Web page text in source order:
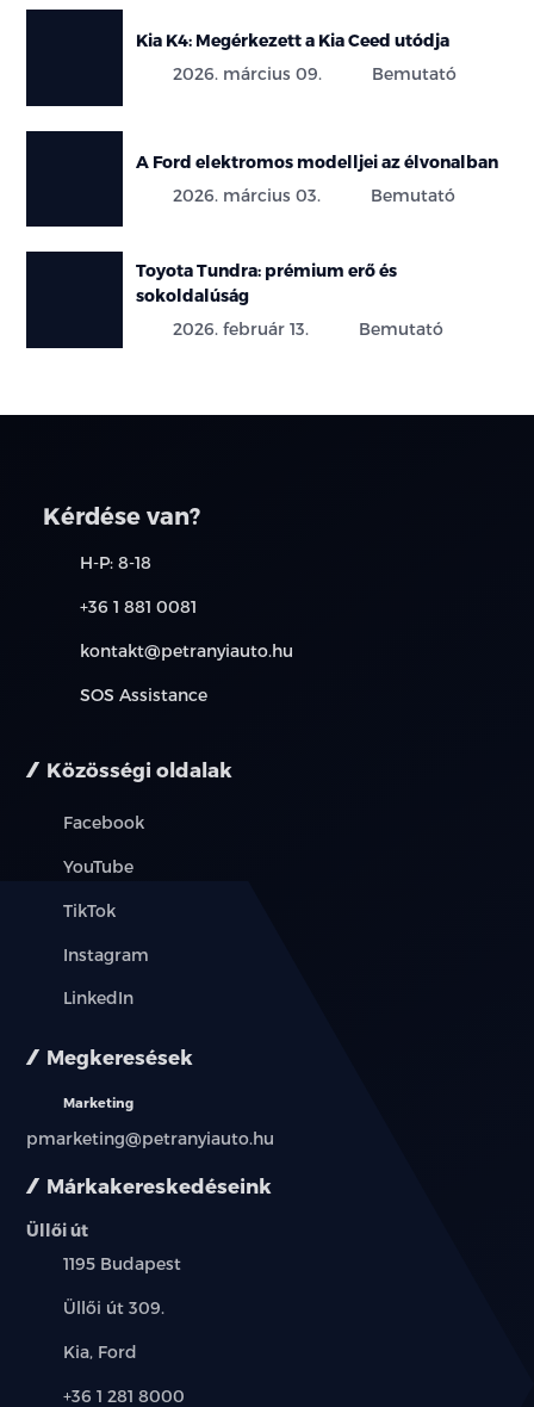
Kia K4: Megérkezett a Kia Ceed utódja
2026. március 09.
Bemutató
A Ford elektromos modelljei az élvonalban
2026. március 03.
Bemutató
Toyota Tundra: prémium erő és
sokoldalúság
2026. február 13.
Bemutató
Márkakereskedéseink
Üllői út
Település:
1195 Budapest
Cím:
Üllői út 309.
Márkák:
Kia, Ford
Telefon:
+36 1 281 8000
Kérdése van?
H-P: 8-18
+36 1 881 0081
kontakt@petranyiauto.hu
SOS Assistance
Közösségi oldalak
Facebook
YouTube
TikTok
Instagram
LinkedIn
Megkeresések
Marketing
pmarketing@petranyiauto.hu